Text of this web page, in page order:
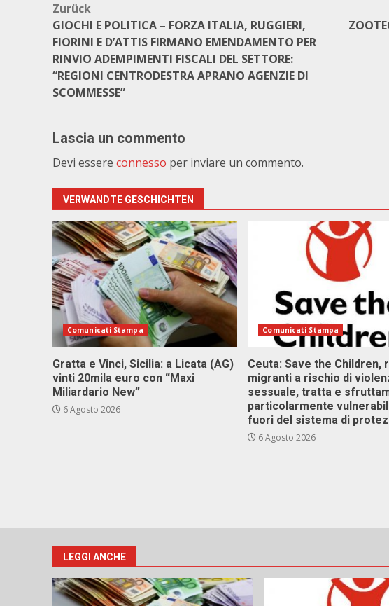
Beitragsnavigation
Zurück
GIOCHI E POLITICA – FORZA ITALIA, RUGGIERI,
FIORINI E D’ATTIS FIRMANO EMENDAMENTO PER
RINVIO ADEMPIMENTI FISCALI DEL SETTORE:
“REGIONI CENTRODESTRA APRANO AGENZIE DI
SCOMMESSE”
Lascia un commento
Devi essere connesso per inviare un commento.
VERWANDTE GESCHICHTEN
Comunicati Stampa
Gratta e Vinci, Sicilia: a Licata (AG)
vinti 20mila euro con “Maxi
Miliardario New”
6 Agosto 2026
Comunicati Stampa
Ceuta: Save the Children,
migranti a rischio di
sessuale, tratta e
particolarmente
fuori del sistema di
6 Agosto 2026
LEGGI ANCHE